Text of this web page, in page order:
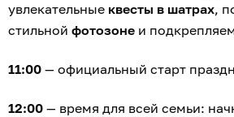
увлекательные квесты в шатрах,
стильной фотозоне и
11:00 — официальный старт
12:00 — время для всей семьи: